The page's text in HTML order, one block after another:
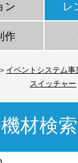
ン レ
作
イベントシステム事
スイッチャー
材検索